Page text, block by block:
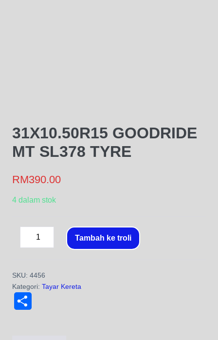
31X10.50R15 GOODRIDE
MT SL378 TYRE
RM390.00
4 dalam stok
Tambah ke troli
SKU: 4456
Kategori: Tayar Kereta